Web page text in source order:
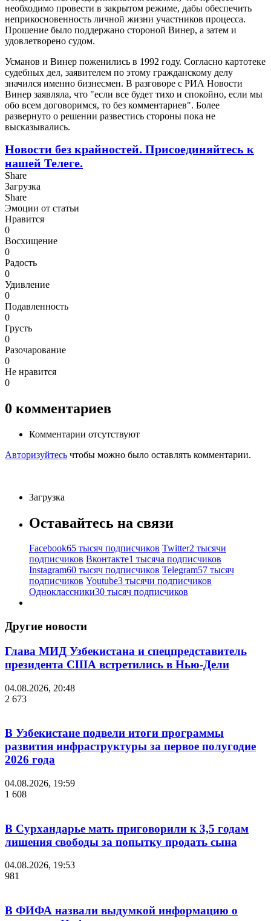
необходимо провести в закрытом режиме, дабы обеспечить
неприкосновенность личной жизни участников процесса.
Прошение было поддержано стороной Винер, а затем и
удовлетворено судом.
Усманов и Винер поженились в 1992 году. Согласно картотеке
судебных дел, заявителем по этому гражданскому делу
значился именно бизнесмен. В разговоре с РИА Новости
Винер заявляла, что "если все будет тихо и спокойно, если мы
обо всем договоримся, то без комментариев". Более
развернуто о решении развестись стороны пока не
высказывались.
Новости без крайностей. Присоединяйтесь к
нашей Телеге.
Share
Загрузка
Share
Эмоции от статьи
Нравится
0
Восхищение
0
Радость
0
Удивление
0
Подавленность
0
Грусть
0
Разочарование
0
Не нравится
0
0 комментариев
Комментарии отсутствуют
Авторизуйтесь чтобы можно было оставлять комментарии.
Загрузка
Оставайтесь на связи
Facebook65 тысяч подписчиков Twitter2 тысячи
подписчиков Вконтакте1 тысяча подписчиков
Instagram60 тысяч подписчиков Telegram57 тысяч
подписчиков Youtube3 тысячи подписчиков
Одноклассники30 тысяч подписчиков
Другие новости
Глава МИД Узбекистана и спецпредставитель
президента США встретились в Нью-Дели
04.08.2026, 20:48
2 673
В Узбекистане подвели итоги программы
развития инфраструктуры за первое полугодие
2026 года
04.08.2026, 19:59
1 608
В Сурхандарье мать приговорили к 3,5 годам
лишения свободы за попытку продать сына
04.08.2026, 19:53
981
В ФИФА назвали выдумкой информацию о